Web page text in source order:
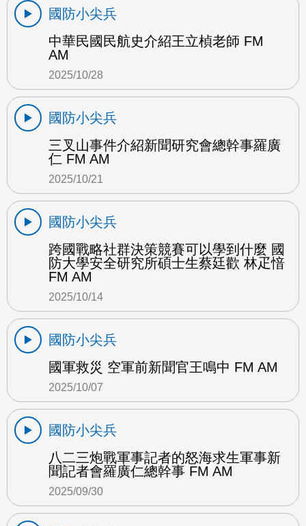
國防小尖兵
中華民國民航史介紹王立楨老師 FM
AM
2025/10/28
國防小尖兵
三叉山事件介紹新聞研究會總幹事羅廣
仁 FM AM
2025/10/21
國防小尖兵
跨國戰略社群決策競賽可以學到什麼 國
防大學安全研究所碩士生蔡廷歡 林疋愔
FM AM
2025/10/14
國防小尖兵
國軍救災 空軍前新聞官王鳴中 FM AM
2025/10/07
國防小尖兵
八二三炮戰軍事記者的怒海求生軍事新
聞記者會羅廣仁總幹事 FM AM
2025/09/30